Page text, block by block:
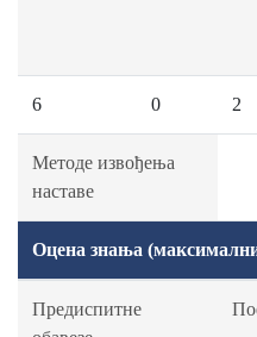
6 0 2
Методе извођења
наставе
Оцена знања
Предиспитне